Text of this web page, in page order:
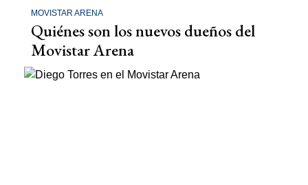
MOVISTAR ARENA
Quiénes son los nuevos dueños del
Movistar Arena